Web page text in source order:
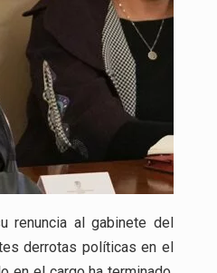
renuncia al gabinete del
derrotas políticas en el